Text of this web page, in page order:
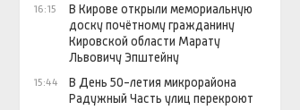
16:15
В Кирове открыли мемориальную
доску почётному гражданину
Кировской области Марату
Львовичу Эпштейну
15:44
В День 50-летия микрорайона
Радужный Часть улиц перекроют